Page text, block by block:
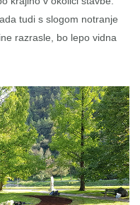
tudi s slogom notranje
razrasle, bo lepo vidna